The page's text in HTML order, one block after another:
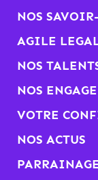
NOS
AGILE
NOS
NOS
VOTRE
NOS ACTUS